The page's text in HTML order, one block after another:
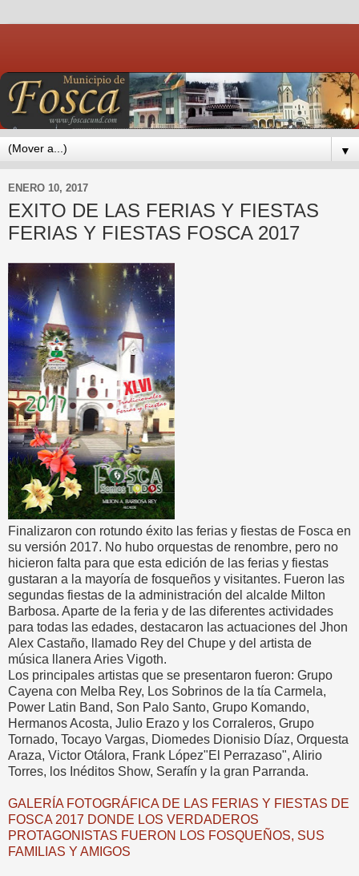
▼
ENERO 10, 2017
EXITO DE LAS FERIAS Y FIESTAS
FERIAS Y FIESTAS FOSCA 2017
Finalizaron con rotundo éxito las ferias y fiestas de Fosca en
su versión 2017. No hubo orquestas de renombre, pero no
hicieron falta para que esta edición de las ferias y fiestas
gustaran a la mayoría de fosqueños y visitantes. Fueron las
segundas fiestas de la administración del alcalde Milton
Barbosa. Aparte de la feria y de las diferentes actividades
para todas las edades, destacaron las actuaciones del Jhon
Alex Castaño, llamado Rey del Chupe y del artista de
música llanera Aries Vigoth.
Los principales artistas que se presentaron fueron: Grupo
Cayena con Melba Rey, Los Sobrinos de la tía Carmela,
Power Latin Band, Son Palo Santo, Grupo Komando,
Hermanos Acosta, Julio Erazo y los Corraleros, Grupo
Tornado, Tocayo Vargas, Diomedes Dionisio Díaz, Orquesta
Araza, Victor Otálora, Frank López"El Perrazaso", Alirio
Torres, los Inéditos Show, Serafín y la gran Parranda.
GALERÍA FOTOGRÁFICA DE LAS FERIAS Y FIESTAS DE
FOSCA 2017 DONDE LOS VERDADEROS
PROTAGONISTAS FUERON LOS FOSQUEÑOS, SUS
FAMILIAS Y AMIGOS